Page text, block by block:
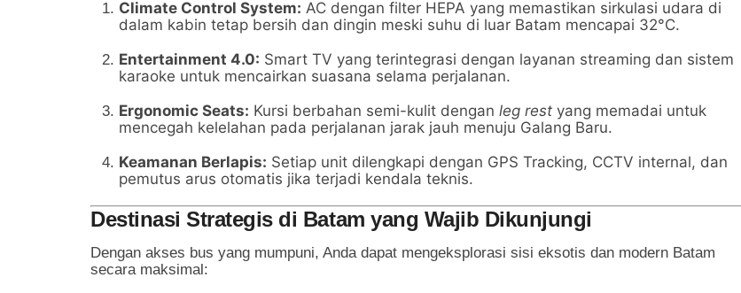
Climate Control System: AC dengan filter HEPA yang memastikan sirkulasi udara di
dalam kabin tetap bersih dan dingin meski suhu di luar Batam mencapai 32°C.
Entertainment 4.0: Smart TV yang terintegrasi dengan layanan streaming dan sistem
karaoke untuk mencairkan suasana selama perjalanan.
Ergonomic Seats: Kursi berbahan semi-kulit dengan leg rest yang memadai untuk
mencegah kelelahan pada perjalanan jarak jauh menuju Galang Baru.
Keamanan Berlapis: Setiap unit dilengkapi dengan GPS Tracking, CCTV internal, dan
pemutus arus otomatis jika terjadi kendala teknis.
Destinasi Strategis di Batam yang Wajib Dikunjungi
Dengan akses bus yang mumpuni, Anda dapat mengeksplorasi sisi eksotis dan modern Batam
secara maksimal: